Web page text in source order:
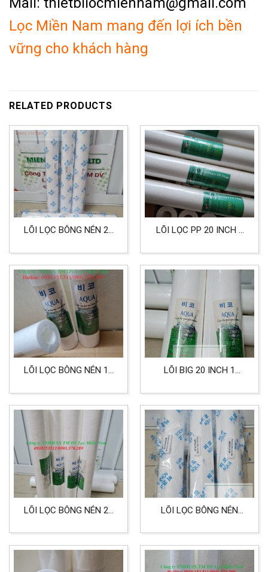
Lọc Miền Nam mang đến lợi ích bền
vững cho khách hàng
RELATED PRODUCTS
LÕI LỌC BÔNG NÉN 20
LỌC 0.5 MICRON
LÕI LỌC PP 20 INCH 5
LÕI LỌC BÔNG NÉN 10
LÕI BIG 20 INCH 1
DÙNG CHO LỌC NƯỚC,
THỰC PHẨM, DƯỢC
PHẨM
LÕI LỌC BÔNG NÉN 20
AQUA DÙNG CHO LỌC
NƯỚC
LÕI LỌC BÔNG NÉN
MICRON DÙNG CHO LỌC
NƯỚC MẮM